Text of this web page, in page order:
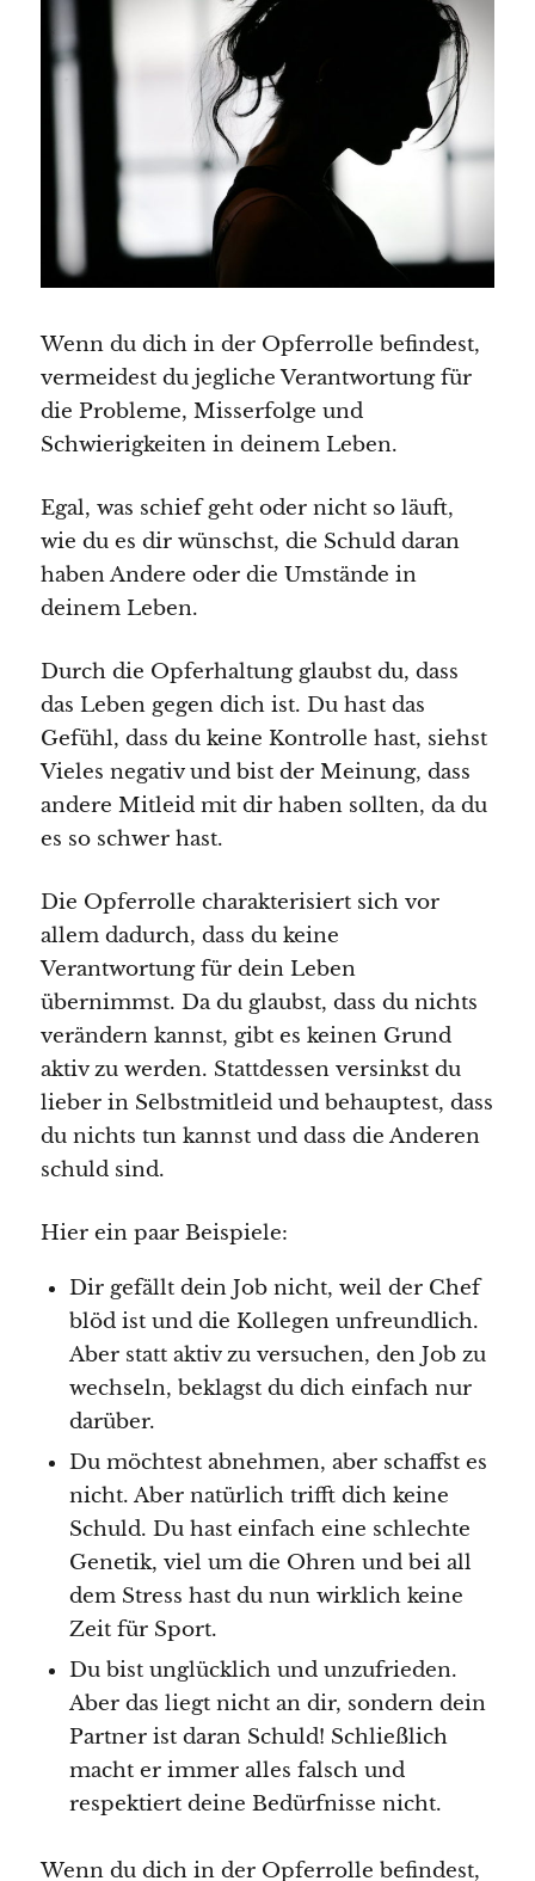
Wenn du dich in der Opferrolle befindest,
vermeidest du jegliche Verantwortung für
die Probleme, Misserfolge und
Schwierigkeiten in deinem Leben.
Egal, was schief geht oder nicht so läuft,
wie du es dir wünschst, die Schuld daran
haben Andere oder die Umstände in
deinem Leben.
Durch die Opferhaltung glaubst du, dass
das Leben gegen dich ist. Du hast das
Gefühl, dass du keine Kontrolle hast, siehst
Vieles negativ und bist der Meinung, dass
andere Mitleid mit dir haben sollten, da du
es so schwer hast.
Die Opferrolle charakterisiert sich vor
allem dadurch, dass du keine
Verantwortung für dein Leben
übernimmst. Da du glaubst, dass du nichts
verändern kannst, gibt es keinen Grund
aktiv zu werden. Stattdessen versinkst du
lieber in Selbstmitleid und behauptest, dass
du nichts tun kannst und dass die Anderen
schuld sind.
Hier ein paar Beispiele:
Dir gefällt dein Job nicht, weil der Chef
blöd ist und die Kollegen unfreundlich.
Aber statt aktiv zu versuchen, den Job zu
wechseln, beklagst du dich einfach nur
darüber.
Du möchtest abnehmen, aber schaffst es
nicht. Aber natürlich trifft dich keine
Schuld. Du hast einfach eine schlechte
Genetik, viel um die Ohren und bei all
dem Stress hast du nun wirklich keine
Zeit für Sport.
Du bist unglücklich und unzufrieden.
Aber das liegt nicht an dir, sondern dein
Partner ist daran Schuld! Schließlich
macht er immer alles falsch und
respektiert deine Bedürfnisse nicht.
Wenn du dich in der Opferrolle befindest,